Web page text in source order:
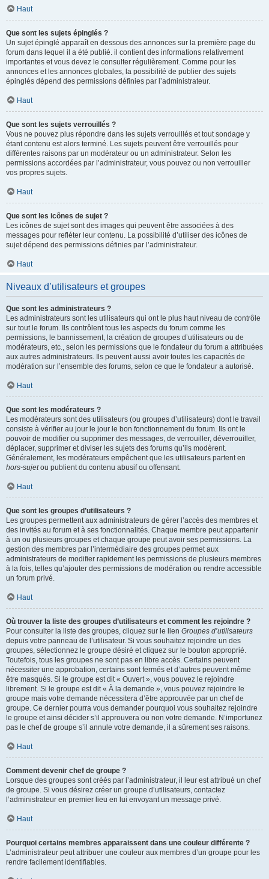
Haut
Que sont les sujets épinglés ?
Un sujet épinglé apparaît en dessous des annonces sur la première page du
forum dans lequel il a été publié. il contient des informations relativement
importantes et vous devez le consulter régulièrement. Comme pour les
annonces et les annonces globales, la possibilité de publier des sujets
épinglés dépend des permissions définies par l’administrateur.
Haut
Que sont les sujets verrouillés ?
Vous ne pouvez plus répondre dans les sujets verrouillés et tout sondage y
étant contenu est alors terminé. Les sujets peuvent être verrouillés pour
différentes raisons par un modérateur ou un administrateur. Selon les
permissions accordées par l’administrateur, vous pouvez ou non verrouiller
vos propres sujets.
Haut
Que sont les icônes de sujet ?
Les icônes de sujet sont des images qui peuvent être associées à des
messages pour refléter leur contenu. La possibilité d’utiliser des icônes de
sujet dépend des permissions définies par l’administrateur.
Haut
Niveaux d’utilisateurs et groupes
Que sont les administrateurs ?
Les administrateurs sont les utilisateurs qui ont le plus haut niveau de contrôle
sur tout le forum. Ils contrôlent tous les aspects du forum comme les
permissions, le bannissement, la création de groupes d’utilisateurs ou de
modérateurs, etc., selon les permissions que le fondateur du forum a attribuées
aux autres administrateurs. Ils peuvent aussi avoir toutes les capacités de
modération sur l’ensemble des forums, selon ce que le fondateur a autorisé.
Haut
Que sont les modérateurs ?
Les modérateurs sont des utilisateurs (ou groupes d’utilisateurs) dont le travail
consiste à vérifier au jour le jour le bon fonctionnement du forum. Ils ont le
pouvoir de modifier ou supprimer des messages, de verrouiller, déverrouiller,
déplacer, supprimer et diviser les sujets des forums qu’ils modèrent.
Généralement, les modérateurs empêchent que les utilisateurs partent en
hors-sujetou publient du contenu abusif ou offensant.
Haut
Que sont les groupes d’utilisateurs ?
Les groupes permettent aux administrateurs de gérer l’accès des membres et
des invités au forum et à ses fonctionnalités. Chaque membre peut appartenir
à un ou plusieurs groupes et chaque groupe peut avoir ses permissions. La
gestion des membres par l’intermédiaire des groupes permet aux
administrateurs de modifier rapidement les permissions de plusieurs membres
à la fois, telles qu’ajouter des permissions de modération ou rendre accessible
un forum privé.
Haut
Où trouver la liste des groupes d’utilisateurs et comment les rejoindre ?
Pour consulter la liste des groupes, cliquez sur le lien Groupes d’utilisateurs
depuis votre panneau de l’utilisateur. Si vous souhaitez rejoindre un des
groupes, sélectionnez le groupe désiré et cliquez sur le bouton approprié.
Toutefois, tous les groupes ne sont pas en libre accès. Certains peuvent
nécessiter une approbation, certains sont fermés et d’autres peuvent même
être masqués. Si le groupe est dit « Ouvert », vous pouvez le rejoindre
librement. Si le groupe est dit « À la demande », vous pouvez rejoindre le
groupe mais votre demande nécessitera d’être approuvée par un chef de
groupe. Ce dernier pourra vous demander pourquoi vous souhaitez rejoindre
le groupe et ainsi décider s’il approuvera ou non votre demande. N’importunez
pas le chef de groupe s’il annule votre demande, il a sûrement ses raisons.
Haut
Comment devenir chef de groupe ?
Lorsque des groupes sont créés par l’administrateur, il leur est attribué un chef
de groupe. Si vous désirez créer un groupe d’utilisateurs, contactez
l’administrateur en premier lieu en lui envoyant un message privé.
Haut
Pourquoi certains membres apparaissent dans une couleur différente ?
L’administrateur peut attribuer une couleur aux membres d’un groupe pour les
rendre facilement identifiables.